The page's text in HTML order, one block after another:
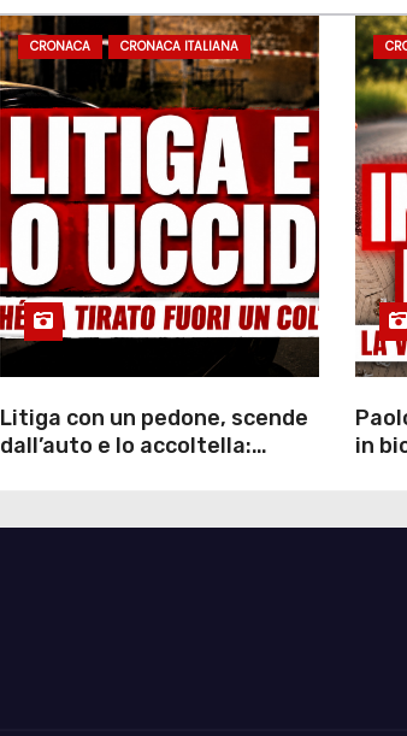
CRONACA CRONACA ITALIANA
Litiga con un pedone, scende
dall’auto e lo accoltella:
in